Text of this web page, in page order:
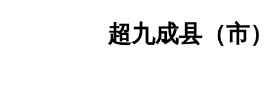
超九成县（市